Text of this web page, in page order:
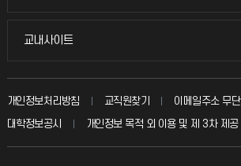
입학안내
칭찬마당
학생서비스 지킴이
국방헬프콜
교내사이트
교내사이트
교수회
교육혁신본부
개인정보처리방침 교직원찾기
이메일주소 무
대학정보공시
개인정보 목적 외 이용 및 제 3차 제공